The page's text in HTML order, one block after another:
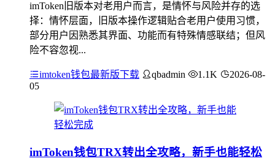
imToken旧版本对老用户而言，是情怀与风险并存的选
择：情怀层面，旧版本操作逻辑贴合老用户使用习惯，
部分用户因熟悉其界面、功能而有特殊情感联结；但风
险不容忽视...
imtoken钱包最新版下载 qbadmin 1.1K
2026-08-
05
imToken钱包TRX转出全攻略，新手也能轻松